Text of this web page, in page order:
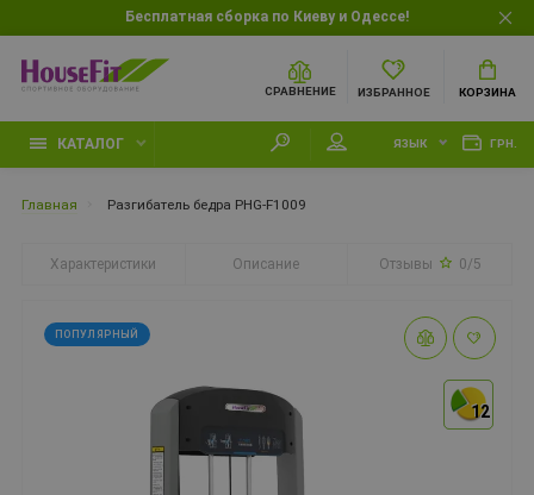
Бесплатная сборка по Киеву и Одессе!
СРАВНЕНИЕ ИЗБРАННОЕ КОРЗИНА
КАТАЛОГ ЯЗЫК ГРН.
Главная Разгибатель бедра PHG-F1009
Характеристики Описание Отзывы 0/5
12
12
ПОПУЛЯРНЫЙ